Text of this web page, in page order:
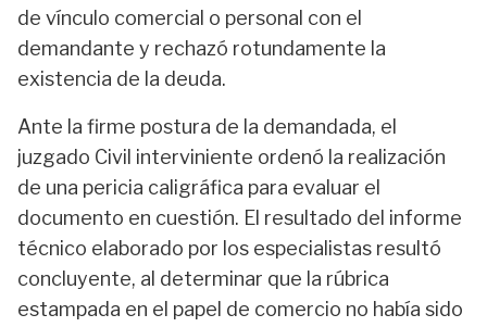
de vínculo comercial o personal con el
demandante y rechazó rotundamente la
existencia de la deuda.
Ante la firme postura de la demandada, el
juzgado Civil interviniente ordenó la realización
de una pericia caligráfica para evaluar el
documento en cuestión. El resultado del informe
técnico elaborado por los especialistas resultó
concluyente, al determinar que la rúbrica
estampada en el papel de comercio no había sido